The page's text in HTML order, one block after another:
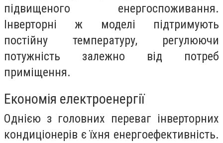
підвищеного енергоспоживання.
Інверторні ж моделі підтримують
постійну температуру, регулюючи
потужність залежно від потреб
приміщення.
Економія електроенергії
Однією з головних переваг інверторних
кондиціонерів є їхня енергоефективність.